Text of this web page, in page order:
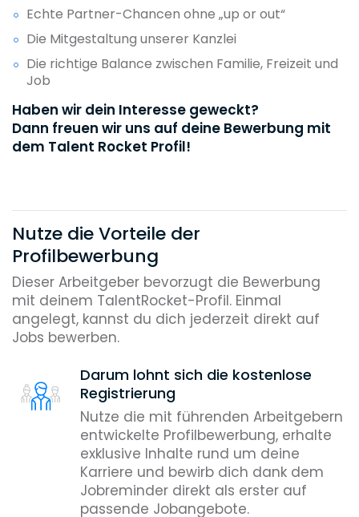
Echte Partner-Chancen ohne „up or out“
Die Mitgestaltung unserer Kanzlei
Die richtige Balance zwischen Familie, Freizeit und
Job
Haben wir dein Interesse geweckt?
Dann freuen wir uns auf deine Bewerbung mit
dem Talent Rocket Profil!
Nutze die Vorteile der
Profilbewerbung
Dieser Arbeitgeber bevorzugt die Bewerbung
mit deinem TalentRocket-Profil. Einmal
angelegt, kannst du dich jederzeit direkt auf
Jobs bewerben.
Darum lohnt sich die kostenlose
Registrierung
Nutze die mit führenden Arbeitgebern
entwickelte Profilbewerbung, erhalte
exklusive Inhalte rund um deine
Karriere und bewirb dich dank dem
Jobreminder direkt als erster auf
passende Jobangebote.